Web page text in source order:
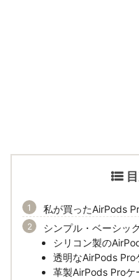
私が買ったAirPods
シンプル・ベーシッ
シリコン製の
透明なAirPods Pro
革製AirPods Proケ